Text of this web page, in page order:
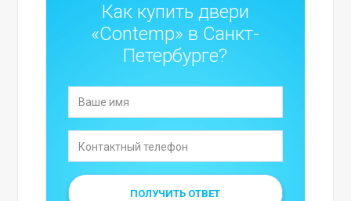
Как купить двери
«Contemp» в Санкт-
Петербурге?
ПОЛУЧИТЬ ОТВЕТ